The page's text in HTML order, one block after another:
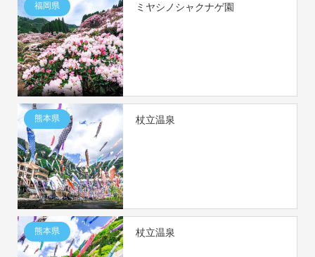
福岡県 ミヤシノシャクナゲ園
熊本県 杖立温泉
熊本県 杖立温泉